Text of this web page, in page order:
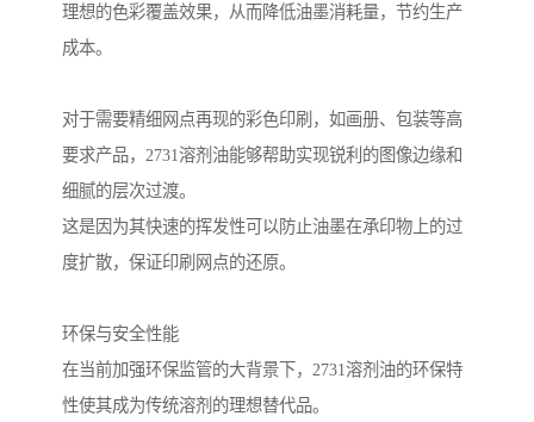
理想的色彩覆盖效果，从而降低油墨消耗量，节约生产
成本。
对于需要精细网点再现的彩色印刷，如画册、包装等高
要求产品，2731溶剂油能够帮助实现锐利的图像边缘和
细腻的层次过渡。
这是因为其快速的挥发性可以防止油墨在承印物上的过
度扩散，保证印刷网点的还原。
环保与安全性能
在当前加强环保监管的大背景下，2731溶剂油的环保特
性使其成为传统溶剂的理想替代品。